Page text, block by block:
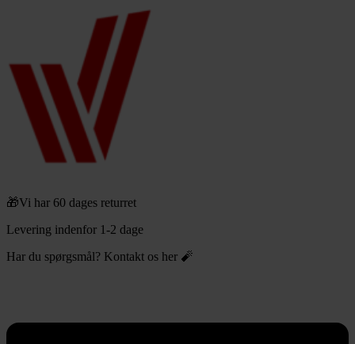
🎁Vi har 60 dages returret
Levering indenfor 1-2 dage
Har du spørgsmål? Kontakt os her 🧨